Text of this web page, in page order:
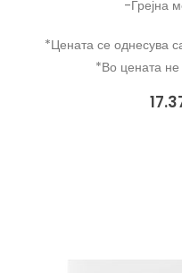
-Грејна
*Цената се однесува
*Во цената